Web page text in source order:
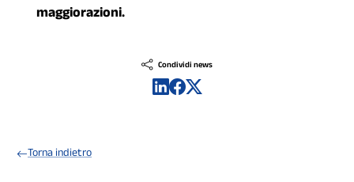
maggiorazioni.
Condividi news
Torna indietro